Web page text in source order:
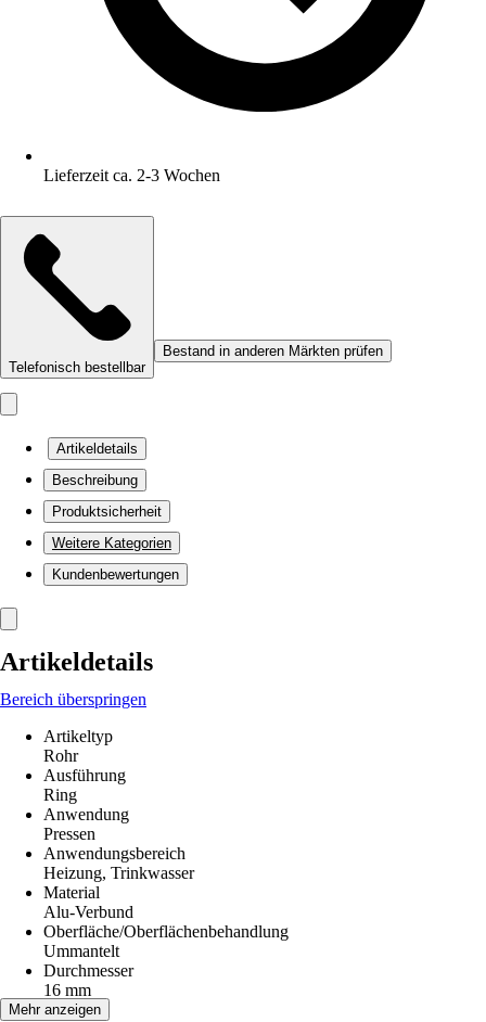
Lieferzeit ca. 2-3 Wochen
Telefonisch bestellbar
Bestand in anderen Märkten prüfen
Artikeldetails
Beschreibung
Produktsicherheit
Weitere Kategorien
Kundenbewertungen
Artikeldetails
Bereich überspringen
Artikeltyp
Rohr
Ausführung
Ring
Anwendung
Pressen
Anwendungsbereich
Heizung, Trinkwasser
Material
Alu-Verbund
Oberfläche/Oberflächenbehandlung
Ummantelt
Durchmesser
16 mm
Stärke
Mehr anzeigen